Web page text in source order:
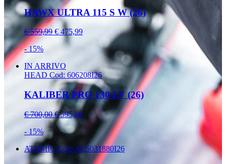
HAWX ULTRA 115 S W (26)
€ 559,99 € 475,99
- 15%
IN ARRIVO
HEAD Cod: 606208I26
KALIBER PRO 130 LV (26)
€ 700,00 € 595,00
- 15%
ATOMIC Cod: AE5031880I26